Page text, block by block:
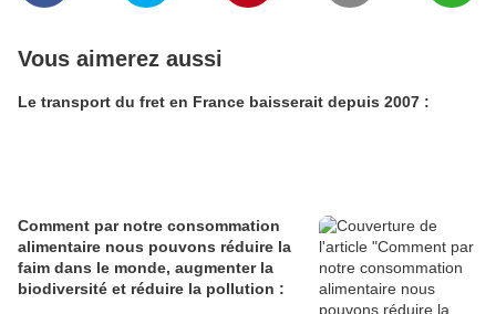
Vous aimerez aussi
Le transport du fret en France baisserait depuis 2007 :
Comment par notre consommation
alimentaire nous pouvons réduire la
faim dans le monde, augmenter la
biodiversité et réduire la pollution :